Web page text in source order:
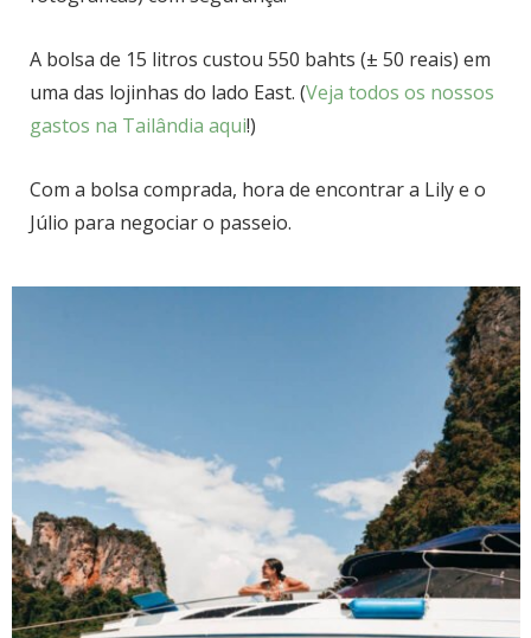
A bolsa de 15 litros custou 550 bahts (± 50 reais) em
uma das lojinhas do lado East. (Veja todos os nossos
gastos na Tailândia aqui!)
Com a bolsa comprada, hora de encontrar a Lily e o
Júlio para negociar o passeio.